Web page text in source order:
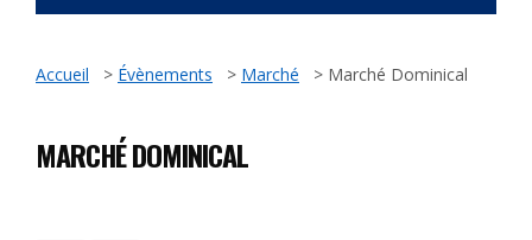
Accueil > Évènements > Marché > Marché Dominical
MARCHÉ DOMINICAL